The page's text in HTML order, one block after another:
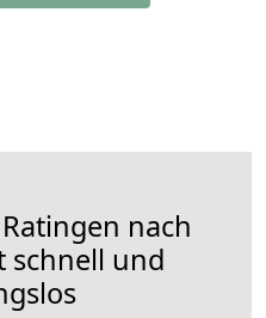
nach
schnell und